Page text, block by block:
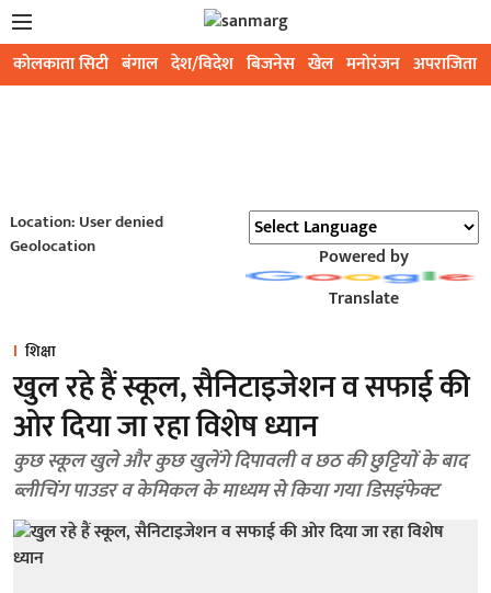
कोलकाता सिटी बंगाल देश/विदेश बिजनेस खेल मनोरंजन अपराजिता
Location: User denied
Geolocation
Powered by
Translate
शिक्षा
खुल रहे हैं स्कूल, सैनिटाइजेशन व सफाई की
ओर दिया जा रहा विशेष ध्यान
कुछ स्कूल खुले और कुछ खुलेंगे दिपावली व छठ की छुट्टियाें के बाद
ब्लीचिंग पाउडर व केमिकल के माध्यम से किया गया डिसइंफेक्ट